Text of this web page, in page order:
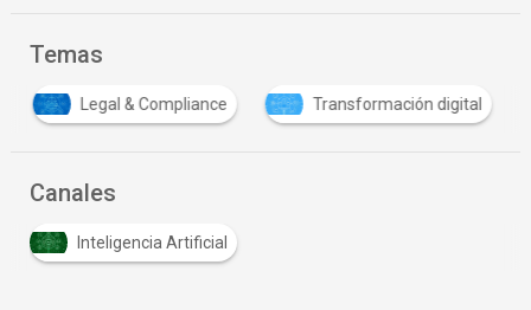
Temas
Legal & Compliance Transformación digital
Canales
Inteligencia Artificial